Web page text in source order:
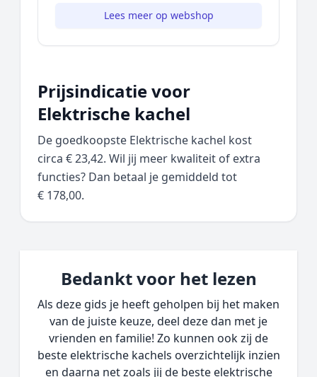
Lees meer op webshop
Prijsindicatie voor
Elektrische kachel
De goedkoopste Elektrische kachel kost
circa € 23,42. Wil jij meer kwaliteit of extra
functies? Dan betaal je gemiddeld tot
€ 178,00.
Bedankt voor het lezen
Als deze gids je heeft geholpen bij het maken
van de juiste keuze, deel deze dan met je
vrienden en familie! Zo kunnen ook zij de
beste elektrische kachels overzichtelijk inzien
en daarna net zoals jij de beste elektrische